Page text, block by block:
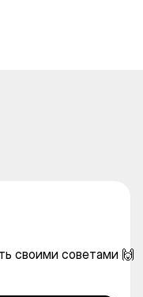
своими советами 🙌